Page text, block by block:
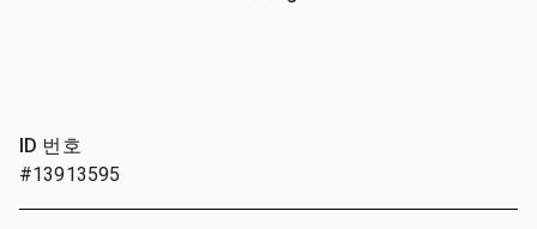
ID 번호
#13913595